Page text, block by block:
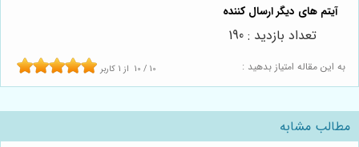
به این مقاله امتیاز بدهید : 10 / 10 از 1 کاربر
تعداد بازدید : 190
مطالب مشابه